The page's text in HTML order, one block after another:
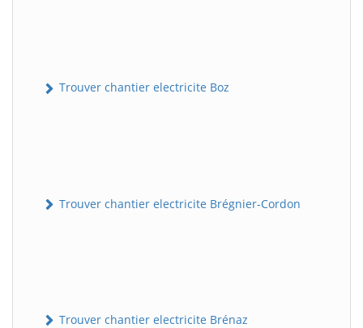
Trouver chantier electricite Boz
Trouver chantier electricite Brégnier-Cordon
Trouver chantier electricite Brénaz